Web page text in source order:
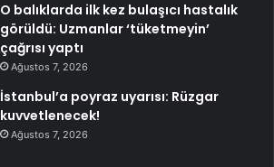
O balıklarda ilk kez bulaşıcı hastalık
görüldü: Uzmanlar ‘tüketmeyin’
çağrısı yaptı
Ağustos 7, 2026
İstanbul’a poyraz uyarısı: Rüzgar
kuvvetlenecek!
Ağustos 7, 2026